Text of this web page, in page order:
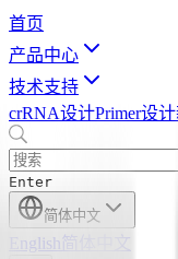
首页
产品中心
技术支持
crRNA设计Primer设计
Enter
简体中文
English 简体中文